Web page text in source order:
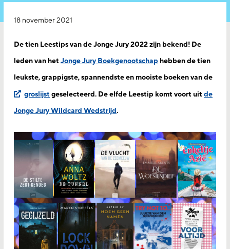
18 november 2021
De tien Leestips van de Jonge Jury 2022 zijn bekend! De
leden van het Jonge Jury Boekgenootschap hebben de tien
leukste, grappigste, spannendste en mooiste boeken van de
groslijst geselecteerd. De elfde Leestip komt voort uit de
Jonge Jury Wildcard Wedstrijd.